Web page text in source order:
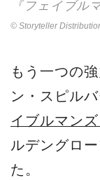
『フェイブル
© Storyteller
もう一つの
ン・スピル
イブルマンズ
ルデングロ
た。